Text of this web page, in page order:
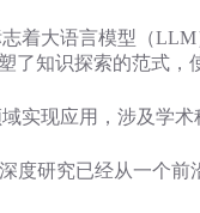
志着大语言模型（
了知识探索的范式，
域实现应用，涉及学
度研究已经从一个